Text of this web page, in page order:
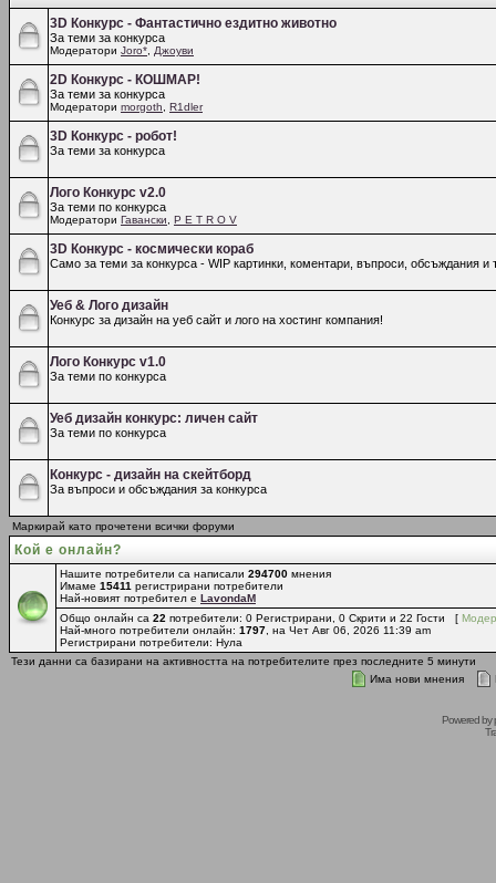
3D Конкурс - Фантастично ездитно животно
За теми за конкурса
Модератори Joro* Джоуви
2D Конкурс - КОШМАР!
За теми за конкурса
Модератори morgoth R1dler
3D Конкурс - робот!
За теми за конкурса
Лого Конкурс v2.0
За теми по конкурса
Модератори Гавански P E T R O V
3D Конкурс - космически кораб
Само за теми за конкурса - WIP картинки, коментари, въпроси, обсъждания и
Уеб & Лого дизайн
Конкурс за дизайн на уеб сайт и лого на хостинг компания!
Лого Конкурс v1.0
За теми по конкурса
Уеб дизайн конкурс: личен сайт
За теми по конкурса
Конкурс - дизайн на скейтборд
За въпроси и обсъждания за конкурса
Маркирай като прочетени всички форуми
Кой е онлайн?
Нашите потребители са написали 294700 мнения
Имаме 15411 регистрирани потребители
Най-новият потребител е LavondaM
Общо онлайн са 22 потребители: 0 Регистрирани, 0 Скрити и 22 Гости [
Най-много потребители онлайн: 1797 , на Чет Авг 06, 2026 11:39 am
Регистрирани потребители: Нула
Тези данни са базирани на активността на потребителите през последните 5 минути
Има нови мнения
Powered by